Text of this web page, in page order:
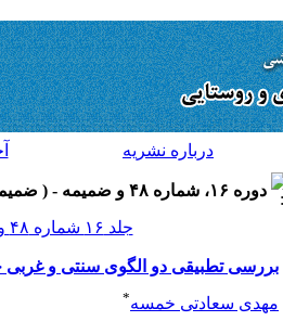
درباره نشريه
دوره ۱۶، شماره ۴۸ و ضميمه - ( ضميمه ۴۸ ۱۳۹۶ )
جلد ۱۶ شماره ۴۸ و ضميمه صفحات ۳۵۰-۳۳۳
بررسی تطبیقی دو الگوی سنتی و غربی
مهدی سعادتی خمسه*